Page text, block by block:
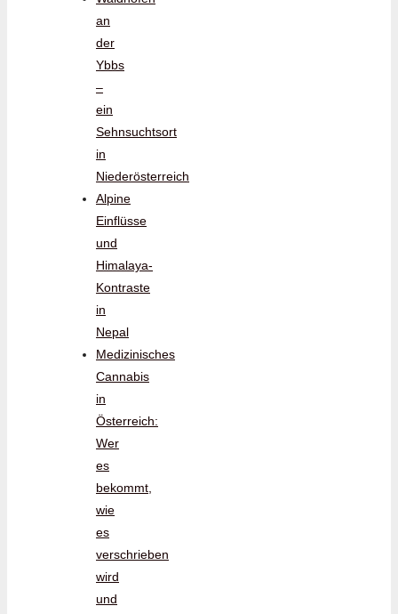
an
der
Ybbs
–
ein
Sehnsuchtsort
in
Niederösterreich
Alpine
Einflüsse
und
Himalaya-
Kontraste
in
Nepal
Medizinisches
Cannabis
in
Österreich:
Wer
es
bekommt,
wie
es
verschrieben
wird
und